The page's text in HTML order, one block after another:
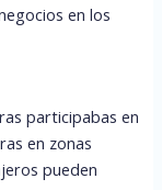
en los
participabas en
en zonas
pueden